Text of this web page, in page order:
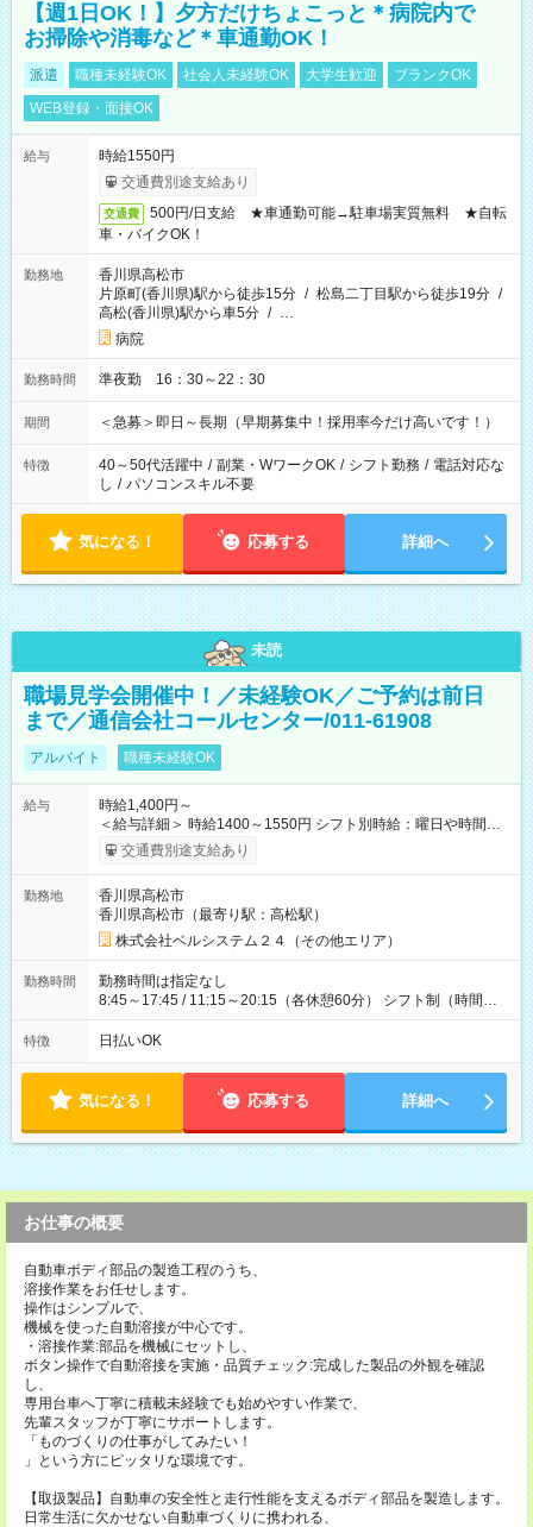
【週1日OK！】夕方だけちょこっと＊病院内で
お掃除や消毒など＊車通勤OK！
派遣 職種未経験OK 社会人未経験OK 大学生歓迎
ブランクOK
WEB登録・面接OK
給与
時給1550円
交通費別途支給あり
交通費
500円/日支給 ★車通勤可能→駐車場実質無料 ★自転
車・バイクOK！
勤務地
香川県高松市
片原町(香川県)駅から徒歩15分 / 松島二丁目駅から徒歩19分 /
高松(香川県)駅から車5分 / …
病院
勤務時間 準夜勤 16：30～22：30
期間 ＜急募＞即日～長期（早期募集中！採用率今だけ高いです！）
特徴 40～50代活躍中 / 副業・WワークOK / シフト勤務 / 電話対応な
し / パソコンスキル不要
気になる！ 応募する 詳細へ
未読
職場見学会開催中！／未経験OK／ご予約は前日
まで／通信会社コールセンター/011-61908
アルバイト 職種未経験OK
給与
時給1,400円～
＜給与詳細＞ 時給1400～1550円 シフト別時給：曜日や時間問
わずフリーで働ける方 時給1550円 / 曜日・時間の希望がある
方 時給1400～1500円 昇給あり / 交通費支給（月上限24400円＊
交通費別途支給あり
勤務地
香川県高松市
香川県高松市（最寄り駅：高松駅）
株式会社ベルシステム２４（その他エリア）
勤務時間
勤務時間は指定なし
8:45～17:45 / 11:15～20:15（各休憩60分） シフト制（時間が
選べる） / 面談で希望の働き方を伺います♪
特徴 日払いOK
気になる！ 応募する 詳細へ
お仕事の概要
自動車ボディ部品の製造工程のうち、
溶接作業をお任せします。
操作はシンプルで、
機械を使った自動溶接が中心です。
・溶接作業:部品を機械にセットし、
ボタン操作で自動溶接を実施・品質チェック:完成した製品の外観を確認
し、
専用台車へ丁寧に積載未経験でも始めやすい作業で、
先輩スタッフが丁寧にサポートします。
「ものづくりの仕事がしてみたい！
」という方にピッタリな環境です。
【取扱製品】自動車の安全性と走行性能を支えるボディ部品を製造します。
日常生活に欠かせない自動車づくりに携われる、